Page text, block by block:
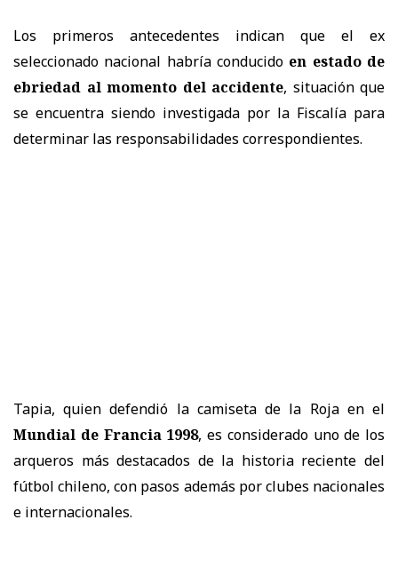
Los primeros antecedentes indican que el ex
seleccionado nacional habría conducido en estado de
ebriedad al momento del accidente, situación que
se encuentra siendo investigada por la Fiscalía para
determinar las responsabilidades correspondientes.
Tapia, quien defendió la camiseta de la Roja en el
Mundial de Francia 1998, es considerado uno de los
arqueros más destacados de la historia reciente del
fútbol chileno, con pasos además por clubes nacionales
e internacionales.